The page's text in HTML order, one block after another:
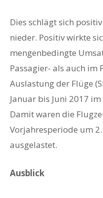
Dies schlägt sich
nieder. Positiv wirkte
mengenbedingte
Passagier- als auch im
Auslastung der Flüge
Januar bis Juni 2017
Damit waren die
Vorjahresperiode um
ausgelastet.
Ausblick